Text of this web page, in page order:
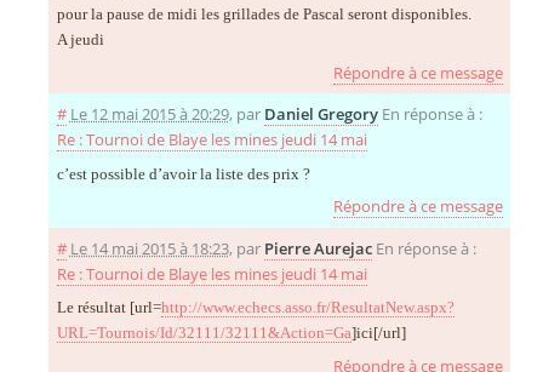
pour la pause de midi les grillades de Pascal seront disponibles.
A jeudi
Répondre à ce message
# Le 12 mai 2015 à 20:29, par Daniel Gregory En réponse à :
Re : Tournoi de Blaye les mines jeudi 14 mai
c’est possible d’avoir la liste des prix ?
Répondre à ce message
# Le 14 mai 2015 à 18:23, par Pierre Aurejac En réponse à :
Re : Tournoi de Blaye les mines jeudi 14 mai
Le résultat [url=http://www.echecs.asso.fr/ResultatNew.aspx?
URL=Tournois/Id/32111/32111&Action=Ga]ici[/url]
Répondre à ce message